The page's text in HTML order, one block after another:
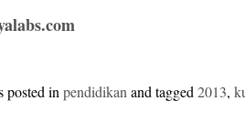
posted inpendidikan and tagged2013,